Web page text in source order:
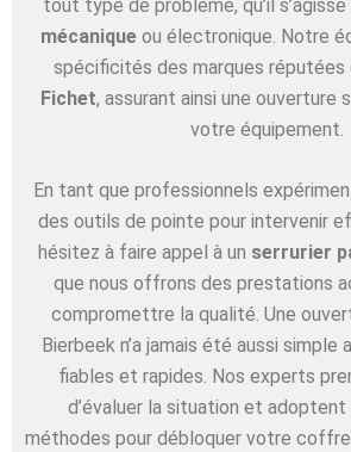
tout type de problème, qu’il s’agisse
mécanique ou électronique. Notre
spécificités des marques réputées
Fichet, assurant ainsi une ouverture
votre équipement.
En tant que professionnels
des outils de pointe pour intervenir
hésitez à faire appel à un serrurier
que nous offrons des prestations
compromettre la qualité. Une
Bierbeek n’a jamais été aussi simple
fiables et rapides. Nos experts
d’évaluer la situation et
méthodes pour débloquer votre